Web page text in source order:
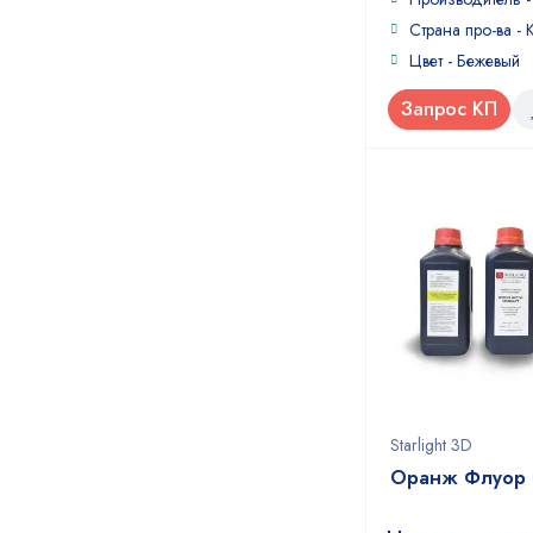
Страна про-ва -
Цвет - Бежевый
Запрос КП
Starlight 3D
Оранж Флуор